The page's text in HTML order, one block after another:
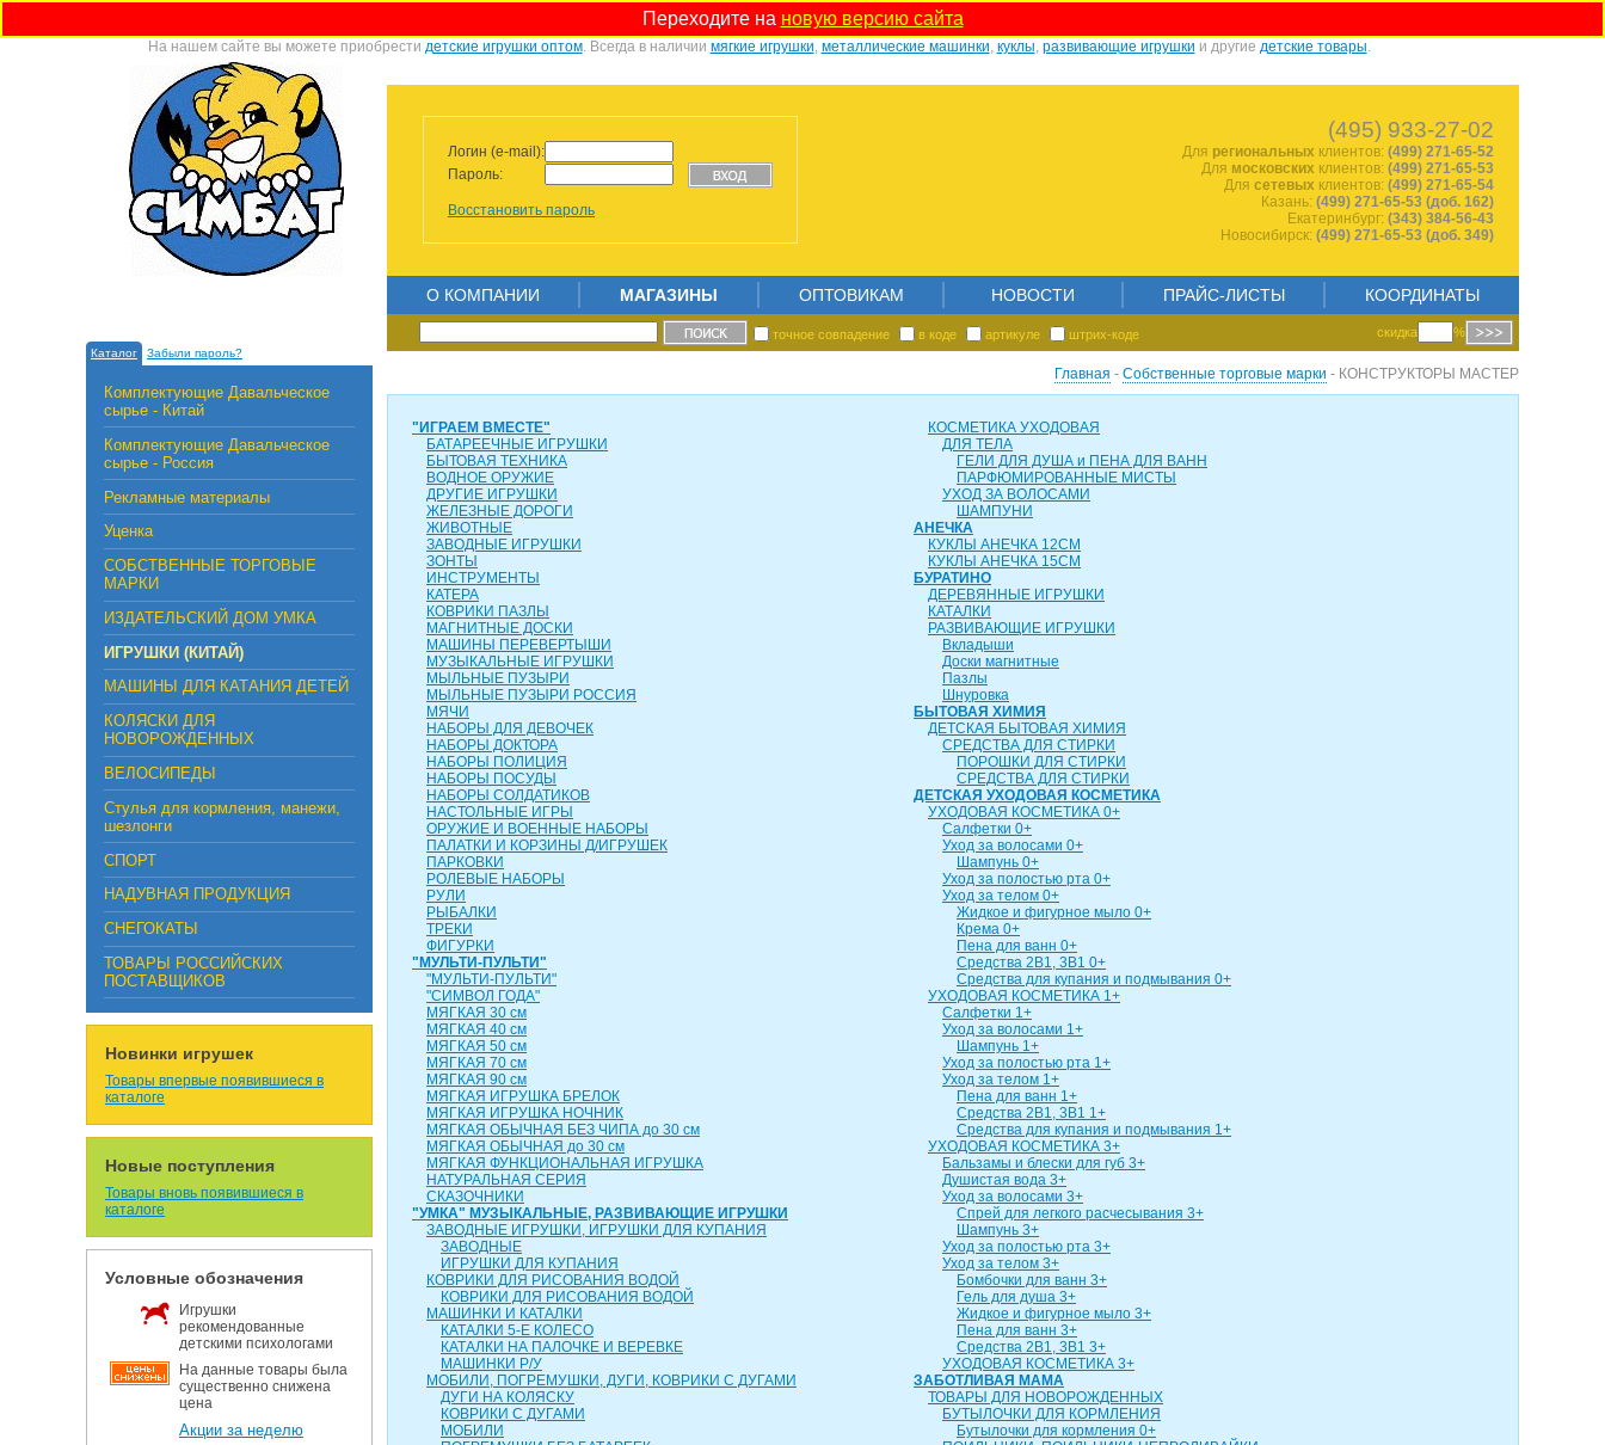
Переходите на новую версию сайта
На нашем сайте вы можете приобрести детские игрушки оптом. Всегда в наличии мягкие игрушки, металлические машинки, куклы, развивающие игрушки и другие детские товары.
Логин (e-mail):
Пароль:
Восстановить пароль
(495) 933-27-02
Для региональных клиентов: (499) 271-65-52
Для московских клиентов: (499) 271-65-53
Для сетевых клиентов: (499) 271-65-54
Казань: (499) 271-65-53 (доб. 162)
Екатеринбург: (343) 384-56-43
Новосибирск: (499) 271-65-53 (доб. 349)
Каталог Забыли пароль?
О КОМПАНИИ МАГАЗИНЫ ОПТОВИКАМ НОВОСТИ ПРАЙС-ЛИСТЫ КООРДИНАТЫ
точное совпадение в коде артикуле штрих-коде скидка %
Комплектующие Давальческое
сырье - Китай
Комплектующие Давальческое
сырье - Россия
Рекламные материалы
Уценка
СОБСТВЕННЫЕ ТОРГОВЫЕ
МАРКИ
ИЗДАТЕЛЬСКИЙ ДОМ УМКА
ИГРУШКИ (КИТАЙ)
МАШИНЫ ДЛЯ КАТАНИЯ ДЕТЕЙ
КОЛЯСКИ ДЛЯ
НОВОРОЖДЕННЫХ
ВЕЛОСИПЕДЫ
Стулья для кормления, манежи,
шезлонги
СПОРТ
НАДУВНАЯ ПРОДУКЦИЯ
СНЕГОКАТЫ
ТОВАРЫ РОССИЙСКИХ
ПОСТАВЩИКОВ
Новинки игрушек
Товары впервые появившиеся в
каталоге
Новые поступления
Товары вновь появившиеся в
каталоге
Условные обозначения
Игрушки
рекомендованные
детскими психологами
На данные товары была
существенно снижена
цена
Акции за неделю
Главная - Собственные торговые марки - КОНСТРУКТОРЫ МАСТЕР
"ИГРАЕМ ВМЕСТЕ"
БАТАРЕЕЧНЫЕ ИГРУШКИ
БЫТОВАЯ ТЕХНИКА
ВОДНОЕ ОРУЖИЕ
ДРУГИЕ ИГРУШКИ
ЖЕЛЕЗНЫЕ ДОРОГИ
ЖИВОТНЫЕ
ЗАВОДНЫЕ ИГРУШКИ
ЗОНТЫ
ИНСТРУМЕНТЫ
КАТЕРА
КОВРИКИ ПАЗЛЫ
МАГНИТНЫЕ ДОСКИ
МАШИНЫ ПЕРЕВЕРТЫШИ
МУЗЫКАЛЬНЫЕ ИГРУШКИ
МЫЛЬНЫЕ ПУЗЫРИ
МЫЛЬНЫЕ ПУЗЫРИ РОССИЯ
МЯЧИ
НАБОРЫ ДЛЯ ДЕВОЧЕК
НАБОРЫ ДОКТОРА
НАБОРЫ ПОЛИЦИЯ
НАБОРЫ ПОСУДЫ
НАБОРЫ СОЛДАТИКОВ
НАСТОЛЬНЫЕ ИГРЫ
ОРУЖИЕ И ВОЕННЫЕ НАБОРЫ
ПАЛАТКИ И КОРЗИНЫ Д/ИГРУШЕК
ПАРКОВКИ
РОЛЕВЫЕ НАБОРЫ
РУЛИ
РЫБАЛКИ
ТРЕКИ
ФИГУРКИ
"МУЛЬТИ-ПУЛЬТИ"
"МУЛЬТИ-ПУЛЬТИ"
"СИМВОЛ ГОДА"
МЯГКАЯ 30 см
МЯГКАЯ 40 см
МЯГКАЯ 50 см
МЯГКАЯ 70 см
МЯГКАЯ 90 см
МЯГКАЯ ИГРУШКА БРЕЛОК
МЯГКАЯ ИГРУШКА НОЧНИК
МЯГКАЯ ОБЫЧНАЯ БЕЗ ЧИПА до 30 см
МЯГКАЯ ОБЫЧНАЯ до 30 см
МЯГКАЯ ФУНКЦИОНАЛЬНАЯ ИГРУШКА
НАТУРАЛЬНАЯ СЕРИЯ
СКАЗОЧНИКИ
"УМКА" МУЗЫКАЛЬНЫЕ, РАЗВИВАЮЩИЕ ИГРУШКИ
ЗАВОДНЫЕ ИГРУШКИ, ИГРУШКИ ДЛЯ КУПАНИЯ
ЗАВОДНЫЕ
ИГРУШКИ ДЛЯ КУПАНИЯ
КОВРИКИ ДЛЯ РИСОВАНИЯ ВОДОЙ
КОВРИКИ ДЛЯ РИСОВАНИЯ ВОДОЙ
МАШИНКИ И КАТАЛКИ
КАТАЛКИ 5-Е КОЛЕСО
КАТАЛКИ НА ПАЛОЧКЕ И ВЕРЕВКЕ
МАШИНКИ Р/У
МОБИЛИ, ПОГРЕМУШКИ, ДУГИ, КОВРИКИ С ДУГАМИ
ДУГИ НА КОЛЯСКУ
КОВРИКИ С ДУГАМИ
МОБИЛИ
КОСМЕТИКА УХОДОВАЯ
ДЛЯ ТЕЛА
ГЕЛИ ДЛЯ ДУША и ПЕНА ДЛЯ ВАНН
ПАРФЮМИРОВАННЫЕ МИСТЫ
УХОД ЗА ВОЛОСАМИ
ШАМПУНИ
АНЕЧКА
КУКЛЫ АНЕЧКА 12СМ
КУКЛЫ АНЕЧКА 15СМ
БУРАТИНО
ДЕРЕВЯННЫЕ ИГРУШКИ
КАТАЛКИ
РАЗВИВАЮЩИЕ ИГРУШКИ
Вкладыши
Доски магнитные
Пазлы
Шнуровка
БЫТОВАЯ ХИМИЯ
ДЕТСКАЯ БЫТОВАЯ ХИМИЯ
СРЕДСТВА ДЛЯ СТИРКИ
ПОРОШКИ ДЛЯ СТИРКИ
СРЕДСТВА ДЛЯ СТИРКИ
ДЕТСКАЯ УХОДОВАЯ КОСМЕТИКА
УХОДОВАЯ КОСМЕТИКА 0+
Салфетки 0+
Уход за волосами 0+
Шампунь 0+
Уход за полостью рта 0+
Уход за телом 0+
Жидкое и фигурное мыло 0+
Крема 0+
Пена для ванн 0+
Средства 2В1, 3В1 0+
Средства для купания и подмывания 0+
УХОДОВАЯ КОСМЕТИКА 1+
Салфетки 1+
Уход за волосами 1+
Шампунь 1+
Уход за полостью рта 1+
Уход за телом 1+
Пена для ванн 1+
Средства 2В1, 3В1 1+
Средства для купания и подмывания 1+
УХОДОВАЯ КОСМЕТИКА 3+
Бальзамы и блески для губ 3+
Душистая вода 3+
Уход за волосами 3+
Спрей для легкого расчесывания 3+
Шампунь 3+
Уход за полостью рта 3+
Уход за телом 3+
Бомбочки для ванн 3+
Гель для душа 3+
Жидкое и фигурное мыло 3+
Пена для ванн 3+
Средства 2В1, 3В1 3+
УХОДОВАЯ КОСМЕТИКА 3+
ЗАБОТЛИВАЯ МАМА
ТОВАРЫ ДЛЯ НОВОРОЖДЕННЫХ
БУТЫЛОЧКИ ДЛЯ КОРМЛЕНИЯ
Бутылочки для кормления 0+